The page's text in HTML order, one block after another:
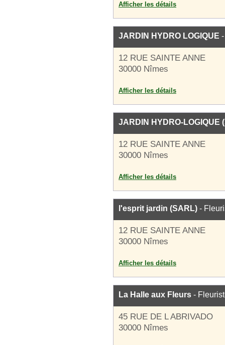
Afficher les détails
JARDIN HYDRO LOGIQUE
12 RUE SAINTE ANNE
30000 Nîmes
Afficher les détails
JARDIN HYDRO-LOGIQUE
12 RUE SAINTE ANNE
30000 Nîmes
Afficher les détails
l'esprit jardin (SARL) -
12 RUE SAINTE ANNE
30000 Nîmes
Afficher les détails
La Halle aux Fleurs -
45 RUE DE L ABRIVADO
30000 Nîmes